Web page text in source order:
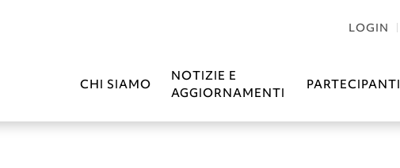
LOGIN
CHI SIAMO
NOTIZIE E
AGGIORNAMENTI
PARTECIPANTI